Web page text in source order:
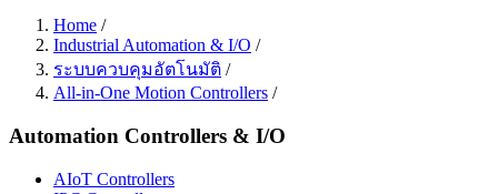
Home /
Industrial Automation & I/O /
ระบบควบคุมอัตโนมัติ /
All-in-One Motion Controllers /
Automation Controllers & I/O
AIoT Controllers